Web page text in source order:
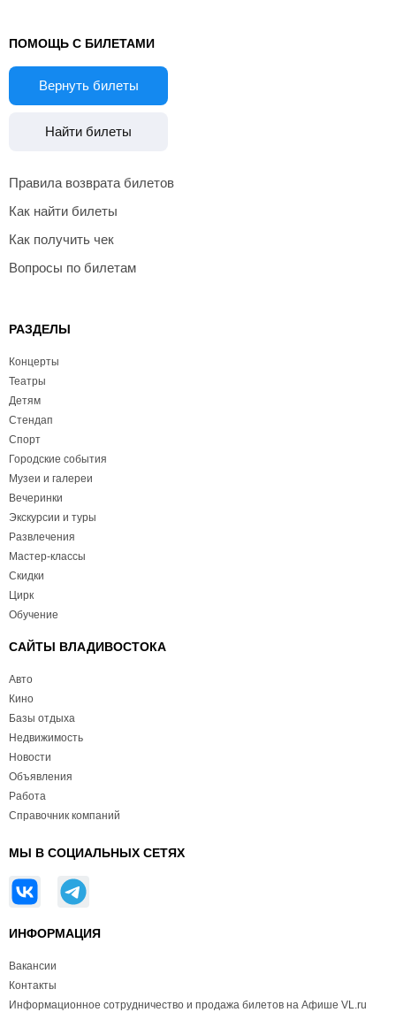
ПОМОЩЬ С БИЛЕТАМИ
Вернуть билеты
Найти билеты
Правила возврата билетов
Как найти билеты
Как получить чек
Вопросы по билетам
РАЗДЕЛЫ
Концерты
Театры
Детям
Стендап
Спорт
Городские события
Музеи и галереи
Вечеринки
Экскурсии и туры
Развлечения
Мастер-классы
Скидки
Цирк
Обучение
САЙТЫ ВЛАДИВОСТОКА
Авто
Кино
Базы отдыха
Недвижимость
Новости
Объявления
Работа
Справочник компаний
МЫ В СОЦИАЛЬНЫХ СЕТЯХ
ИНФОРМАЦИЯ
Вакансии
Контакты
Информационное сотрудничество и продажа билетов на Афише VL.ru